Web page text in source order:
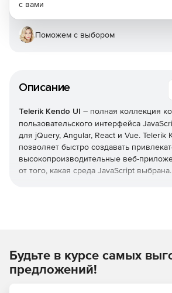
Описание
Telerik Kendo UI – полная коллекция
пользовательского интерфейса
для jQuery, Angular, React и Vue. Telerik
позволяет быстро создавать
высокопроизводительные веб-
от того, какая среда JavaScript выбрана.
обширной библиотеки при запуске
дизайна. Kendo UI позволяет экономить
интегрируя компоненты для обработки
с вами
Поможем с выбором
Будьте в курсе самых
предложений!